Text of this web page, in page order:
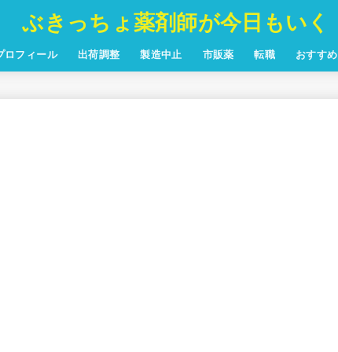
ぶきっちょ薬剤師が今日もいく
ロフィール 出荷調整 製造中止 市販薬 転職 おすすめ